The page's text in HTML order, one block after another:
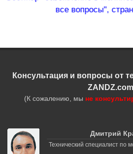
Консультация и вопросы от
ZANDZ.com
(К сожалению, мы не
Дмитрий
Технический специалист по